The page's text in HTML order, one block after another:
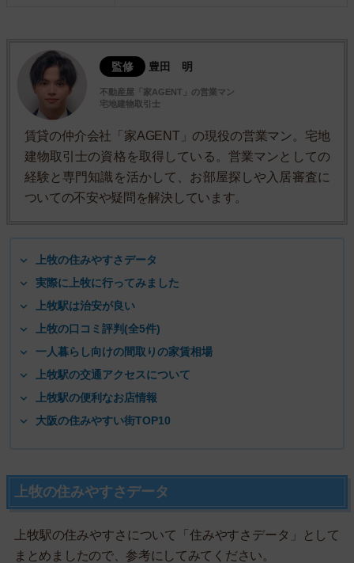
監修 豊田 明
不動産屋「家AGENT」の営業マン
宅地建物取引士
賃貸の仲介会社「家AGENT」の現役の営業マン。宅地
建物取引士の資格を取得している。営業マンとしての
経験と専門知識を活かして、お部屋探しや入居審査に
ついての不安や疑問を解決しています。
上牧の住みやすさデータ
実際に上牧に行ってみました
上牧駅は治安が良い
上牧の口コミ評判(全5件)
一人暮らし向けの間取りの家賃相場
上牧駅の交通アクセスについて
上牧駅の便利なお店情報
大阪の住みやすい街TOP10
上牧の住みやすさデータ
上牧駅の住みやすさについて「住みやすさデータ」として
まとめましたので、参考にしてみてください。